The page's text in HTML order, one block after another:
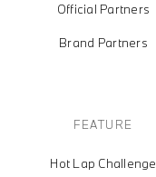
Official Partners
Brand Partners
FEATURE
Hot Lap Challenge